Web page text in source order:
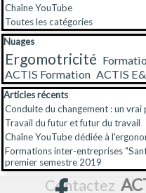
Chaîne YouTube
Toutes les catégories
Sauter le bloc Nuages
Nuages
Ergomotricité
ACTIS Formation ACTIS
Sauter le bloc Articles
Articles récents
Conduite du changement : un
Travail du futur et futur du travail
Chaîne YouTube dédiée à
Formations inter-entreprises
premier semestre 2019
Contactez